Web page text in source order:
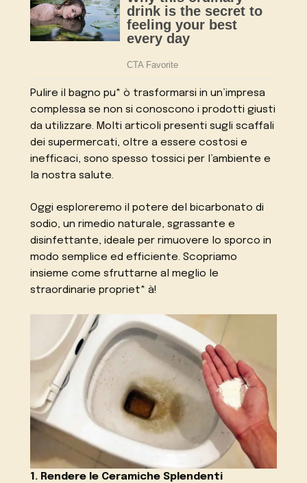
Pulire il bagno pu* ò trasformarsi in un’impresa
complessa se non si conoscono i prodotti giusti
da utilizzare. Molti articoli presenti sugli scaffali
dei supermercati, oltre a essere costosi e
inefficaci, sono spesso tossici per l’ambiente e
la nostra salute.
Oggi esploreremo il potere del bicarbonato di
sodio, un rimedio naturale, sgrassante e
disinfettante, ideale per rimuovere lo sporco in
modo semplice ed efficiente. Scopriamo
insieme come sfruttarne al meglio le
straordinarie propriet* à!
1. Rendere le Ceramiche Splendenti